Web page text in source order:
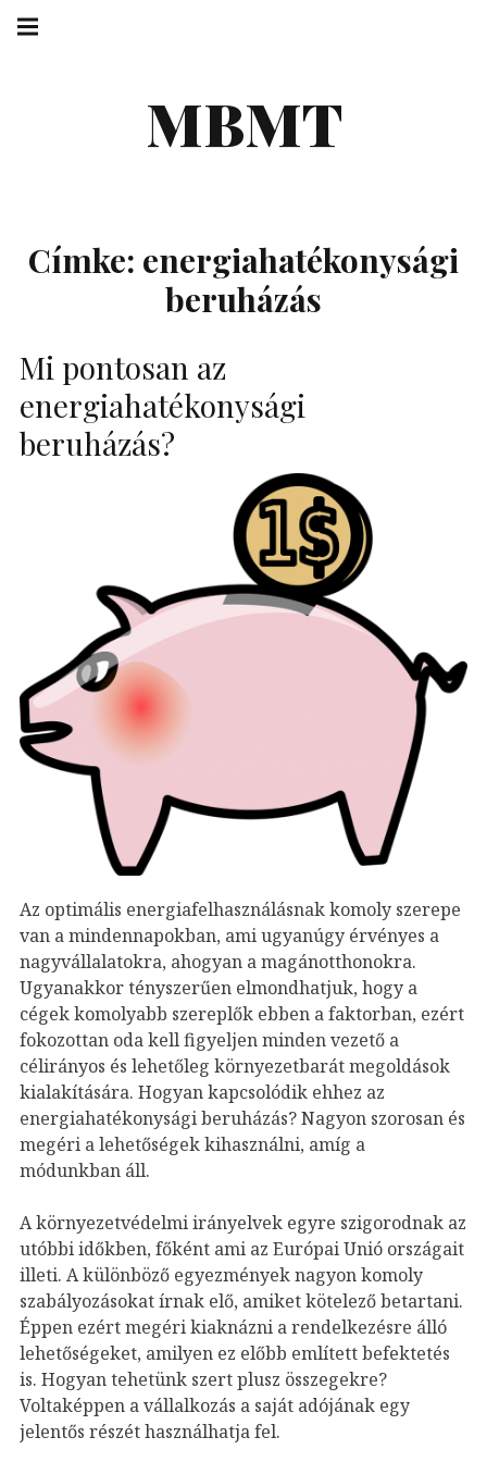
Skip
MBMT
navigation
Címke: energiahatékonysági
beruházás
Mi pontosan az
energiahatékonysági
beruházás?
Az optimális energiafelhasználásnak komoly szerepe
van a mindennapokban, ami ugyanúgy érvényes a
nagyvállalatokra, ahogyan a magánotthonokra.
Ugyanakkor tényszerűen elmondhatjuk, hogy a
cégek komolyabb szereplők ebben a faktorban, ezért
fokozottan oda kell figyeljen minden vezető a
célirányos és lehetőleg környezetbarát megoldások
kialakítására. Hogyan kapcsolódik ehhez az
energiahatékonysági beruházás? Nagyon szorosan és
megéri a lehetőségek kihasználni, amíg a
módunkban áll.
A környezetvédelmi irányelvek egyre szigorodnak az
utóbbi időkben, főként ami az Európai Unió országait
illeti. A különböző egyezmények nagyon komoly
szabályozásokat írnak elő, amiket kötelező betartani.
Éppen ezért megéri kiaknázni a rendelkezésre álló
lehetőségeket, amilyen ez előbb említett befektetés
is. Hogyan tehetünk szert plusz összegekre?
Voltaképpen a vállalkozás a saját adójának egy
jelentős részét használhatja fel.